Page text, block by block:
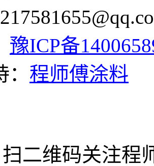
豫ICP备
程师傅涂料
扫二维码关注程